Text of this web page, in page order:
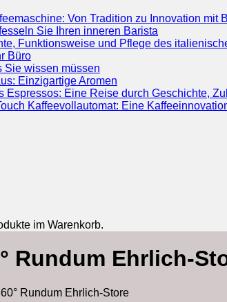
Von Tradition zu Innovation mit
Sie Ihren inneren Barista
Funktionsweise und Pflege des
Büro
Sie wissen müssen
Einzigartige Aromen
Espressos: Eine Reise durch Geschichte,
Kaffeevollautomat: Eine
im Warenkorb.
Rundum Ehrlich-
Rundum Ehrlich-Store